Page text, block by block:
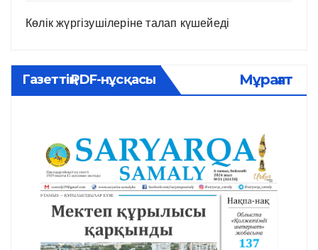
Көлік жүргізушілеріне талап күшейеді
Газеттің PDF-нұсқасы Мұрағат